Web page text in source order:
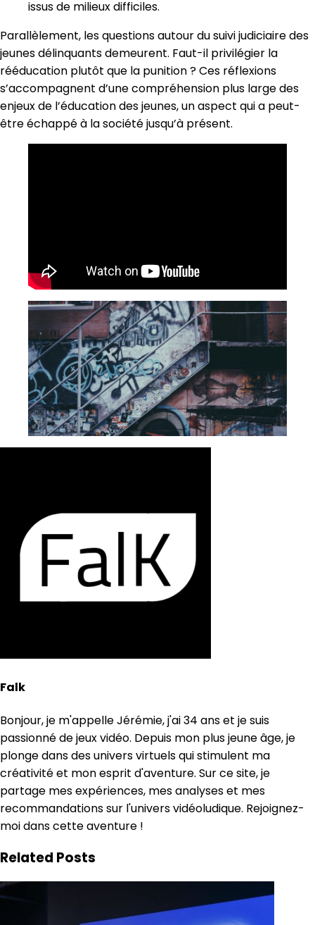
issus de milieux difficiles.
Parallèlement, les questions autour du suivi judiciaire des
jeunes délinquants demeurent. Faut-il privilégier la
rééducation plutôt que la punition ? Ces réflexions
s’accompagnent d’une compréhension plus large des
enjeux de l’éducation des jeunes, un aspect qui a peut-
être échappé à la société jusqu’à présent.
Falk
Bonjour, je m'appelle Jérémie, j'ai 34 ans et je suis
passionné de jeux vidéo. Depuis mon plus jeune âge, je
plonge dans des univers virtuels qui stimulent ma
créativité et mon esprit d'aventure. Sur ce site, je
partage mes expériences, mes analyses et mes
recommandations sur l'univers vidéoludique. Rejoignez-
moi dans cette aventure !
Related Posts